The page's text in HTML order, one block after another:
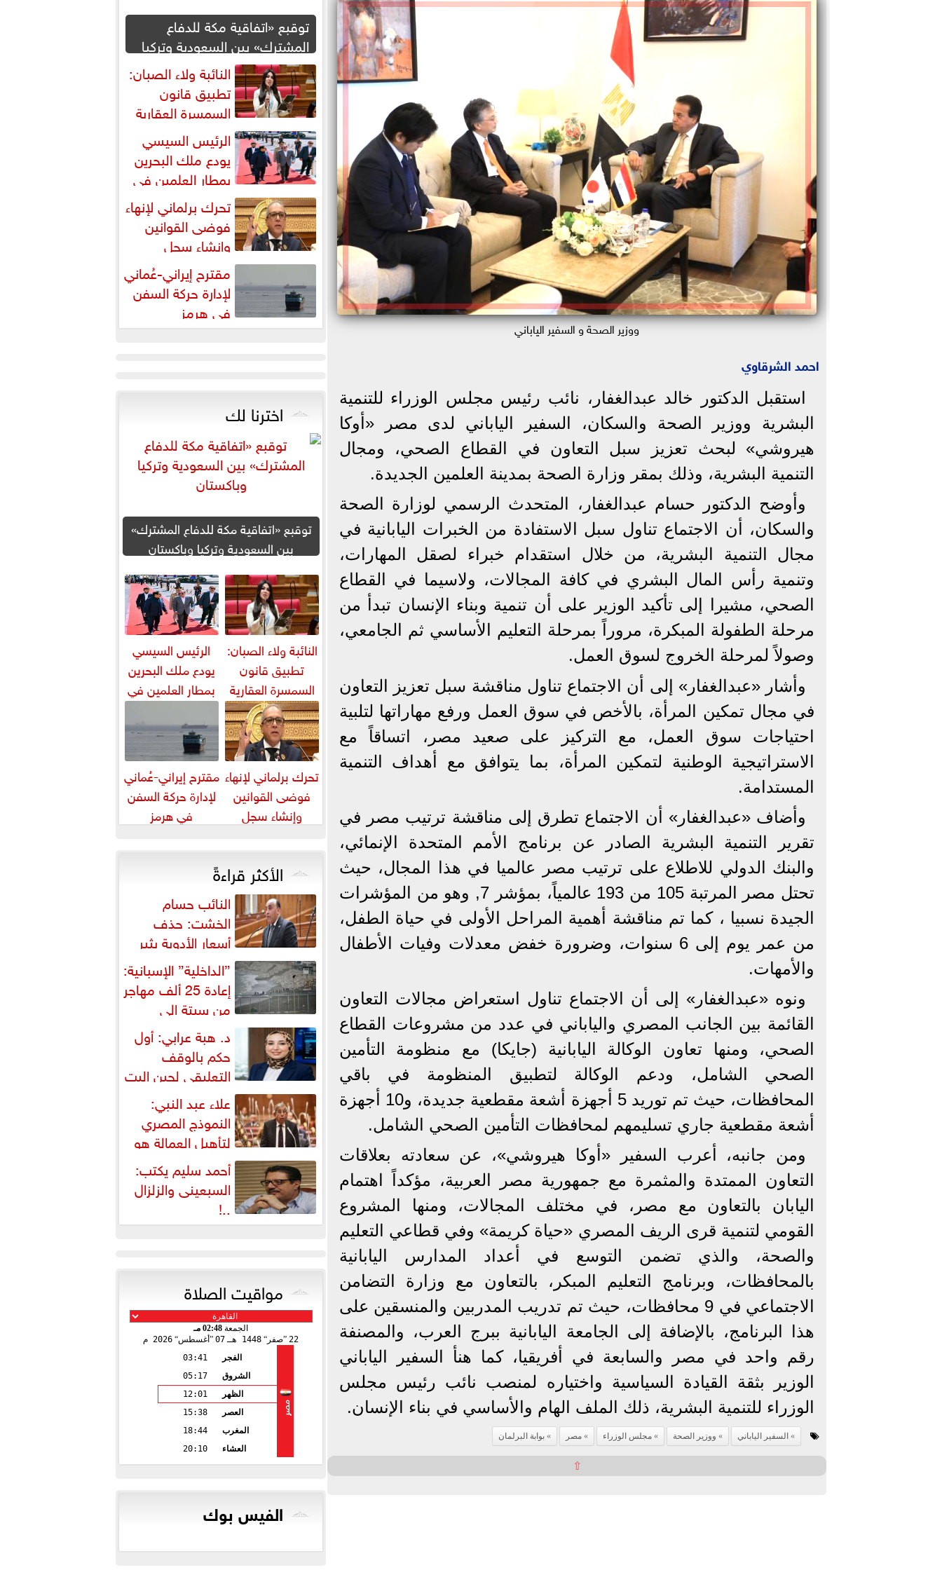
ووزير الصحة و السفير الياباني
احمد الشرقاوي
استقبل الدكتور خالد عبدالغفار، نائب رئيس مجلس الوزراء للتنمية
البشرية ووزير الصحة والسكان، السفير الياباني لدى مصر «أوكا
هيروشي» لبحث تعزيز سبل التعاون في القطاع الصحي، ومجال
التنمية البشرية، وذلك بمقر وزارة الصحة بمدينة العلمين الجديدة.
وأوضح الدكتور حسام عبدالغفار، المتحدث الرسمي لوزارة الصحة
والسكان، أن الاجتماع تناول سبل الاستفادة من الخبرات اليابانية في
مجال التنمية البشرية، من خلال استقدام خبراء لصقل المهارات،
وتنمية رأس المال البشري في كافة المجالات، ولاسيما في القطاع
الصحي، مشيرا إلى تأكيد الوزير على أن تنمية وبناء الإنسان تبدأ من
مرحلة الطفولة المبكرة، مروراً بمرحلة التعليم الأساسي ثم الجامعي،
وصولاً لمرحلة الخروج لسوق العمل.
وأشار «عبدالغفار» إلى أن الاجتماع تناول مناقشة سبل تعزيز التعاون
في مجال تمكين المرأة، بالأخص في سوق العمل ورفع مهاراتها لتلبية
احتياجات سوق العمل، مع التركيز على صعيد مصر، اتساقاً مع
الاستراتيجية الوطنية لتمكين المرأة، بما يتوافق مع أهداف التنمية
المستدامة.
وأضاف «عبدالغفار» أن الاجتماع تطرق إلى مناقشة ترتيب مصر في
تقرير التنمية البشرية الصادر عن برنامج الأمم المتحدة الإنمائي،
والبنك الدولي للاطلاع على ترتيب مصر عالميا في هذا المجال، حيث
تحتل مصر المرتبة 105 من 193 عالمياً، بمؤشر 7, وهو من المؤشرات
الجيدة نسبيا ، كما تم مناقشة أهمية المراحل الأولى في حياة الطفل،
من عمر يوم إلى 6 سنوات، وضرورة خفض معدلات وفيات الأطفال
والأمهات.
ونوه «عبدالغفار» إلى أن الاجتماع تناول استعراض مجالات التعاون
القائمة بين الجانب المصري والياباني في عدد من مشروعات القطاع
الصحي، ومنها تعاون الوكالة اليابانية (جايكا) مع منظومة التأمين
الصحي الشامل، ودعم الوكالة لتطبيق المنظومة في باقي
المحافظات، حيث تم توريد 5 أجهزة أشعة مقطعية جديدة، و10 أجهزة
أشعة مقطعية جاري تسليمهم لمحافظات التأمين الصحي الشامل.
ومن جانبه، أعرب السفير «أوكا هيروشي»، عن سعادته بعلاقات
التعاون الممتدة والمثمرة مع جمهورية مصر العربية، مؤكداً اهتمام
اليابان بالتعاون مع مصر، في مختلف المجالات، ومنها المشروع
القومي لتنمية قرى الريف المصري «حياة كريمة» وفي قطاعي التعليم
والصحة، والذي تضمن التوسع في أعداد المدارس اليابانية
بالمحافظات، وبرنامج التعليم المبكر، بالتعاون مع وزارة التضامن
الاجتماعي في 9 محافظات، حيث تم تدريب المدربين والمنسقين على
هذا البرنامج، بالإضافة إلى الجامعة اليابانية ببرج العرب، والمصنفة
رقم واحد في مصر والسابعة في أفريقيا، كما هنأ السفير الياباني
الوزير بثقة القيادة السياسية واختياره لمنصب نائب رئيس مجلس
الوزراء للتنمية البشرية، ذلك الملف الهام والأساسي في بناء الإنسان.
السفير الياباني ووزير الصحة مجلس الوزراء مصر بوابة البرلمان
⇧
توقبع «اتفاقية مكة للدفاع
المشترك» بين السعودية وتركيا
وباكستان
النائبة ولاء الصبان:
تطبيق قانون
السمسرة العقارية
ضرورة لضبط السوق وحماية
حقوق...
الرئيس السيسي
يودع ملك البحرين
بمطار العلمين في
ختام زيارته إلى مصرتحرك برلماني لإنهاء
فوضى القوانين
وإنشاء سجل
تشريعي إلكتروني مقترح إيراني-عُماني
لإدارة حركة السفن
في هرمز
اخترنا لك
توقبع «اتفاقية مكة للدفاع المشترك»
بين السعودية وتركيا وباكستان
النائبة ولاء الصبان:
تطبيق قانون
السمسرة العقارية
ضرورة لضبط
السوق وحماية
حقوق...
الرئيس السيسي
يودع ملك البحرين
بمطار العلمين في
ختام زيارته إلى مصر
تحرك برلماني لإنهاء
فوضى القوانين
وإنشاء سجل
مقترح إيراني-عُماني
لإدارة حركة السفن
في هرمز
الأكثر قراءةً
النائب حسام
الخشت: حذف
أسعار الأدوية يثير
إشكالية دستورية ويهدد حق
المواطن...
”الداخلية” الإسبانية:
إعادة 25 ألف مهاجر
من سبتة إلى
المغرب... وارتفاع حصيلة...
د. هبة عرابي: أول
حكم بالوقف
التعليقي لحين البت
في الطعن على... علاء عبد النبي:
النموذج المصري
لتأهيل العمالة هو
البديل العملي والأمثل لأزمات...
أحمد سليم يكتب:
السبعينى والزلزال
..!
مواقيت الصلاة
الجمعة 02:48 مـ
22 صفر 1448 هـ 07 أغسطس 2026 م
مصر
الفجر
03:41
الشروق
05:17
الظهر
12:01
العصر
15:38
المغرب
18:44
العشاء
20:10
الفيس بوك